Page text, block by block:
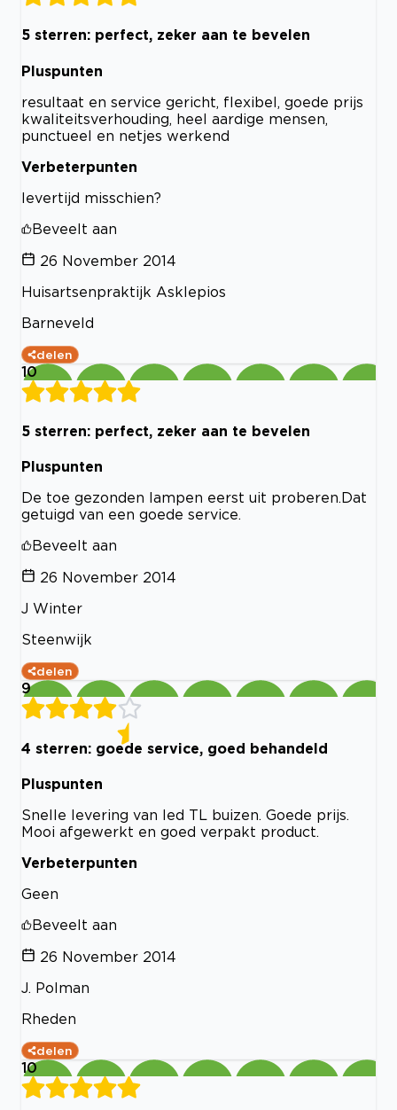
5 sterren: perfect, zeker aan te bevelen
Pluspunten
resultaat en service gericht, flexibel, goede prijs
kwaliteitsverhouding, heel aardige mensen,
punctueel en netjes werkend
Verbeterpunten
levertijd misschien?
Beveelt aan
26 November 2014
Huisartsenpraktijk Asklepios
Barneveld
delen
10
5 sterren: perfect, zeker aan te bevelen
Pluspunten
De toe gezonden lampen eerst uit proberen.Dat
getuigd van een goede service.
Beveelt aan
26 November 2014
J Winter
Steenwijk
delen
9
4 sterren: goede service, goed behandeld
Pluspunten
Snelle levering van led TL buizen. Goede prijs.
Mooi afgewerkt en goed verpakt product.
Verbeterpunten
Geen
Beveelt aan
26 November 2014
J. Polman
Rheden
delen
10